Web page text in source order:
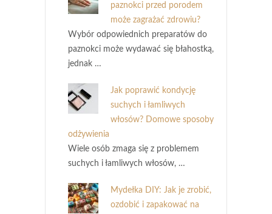
paznokci przed porodem
może zagrażać zdrowiu?
Wybór odpowiednich preparatów do
paznokci może wydawać się błahostką,
jednak …
Jak poprawić kondycję
suchych i łamliwych
włosów? Domowe sposoby
odżywienia
Wiele osób zmaga się z problemem
suchych i łamliwych włosów, …
Mydełka DIY: Jak je zrobić,
ozdobić i zapakować na